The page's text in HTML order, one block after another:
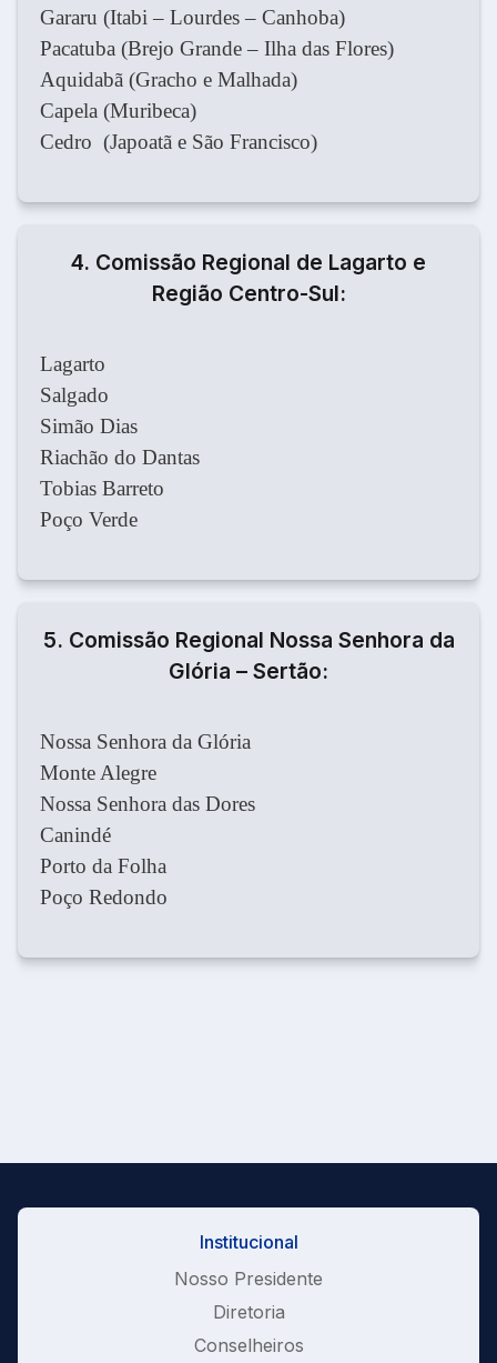
Gararu (Itabi – Lourdes – Canhoba)
Pacatuba (Brejo Grande – Ilha das Flores)
Aquidabã (Gracho e Malhada)
Capela (Muribeca)
Cedro (Japoatã e São Francisco)
4. Comissão Regional de Lagarto e
Região Centro-Sul:
Lagarto
Salgado
Simão Dias
Riachão do Dantas
Tobias Barreto
Poço Verde
5. Comissão Regional Nossa Senhora da
Glória – Sertão:
Nossa Senhora da Glória
Monte Alegre
Nossa Senhora das Dores
Canindé
Porto da Folha
Poço Redondo
Institucional
Nosso Presidente
Diretoria
Conselheiros